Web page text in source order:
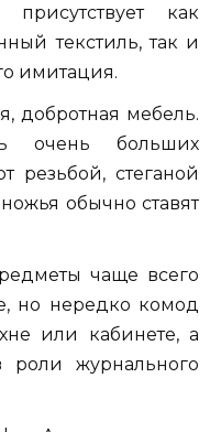
как
текстиль, так и
имитация.
добротная мебель.
очень больших
резьбой, стеганой
обычно ставят
чаще всего
но нередко комод
или кабинете, а
роли журнального